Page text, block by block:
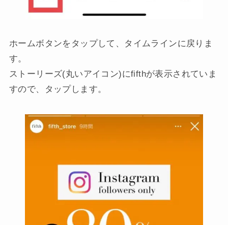
ホームボタンをタップして、タイムラインに戻りま
す。
ストーリーズ(丸いアイコン)にfifthが表示されていま
すので、タップします。